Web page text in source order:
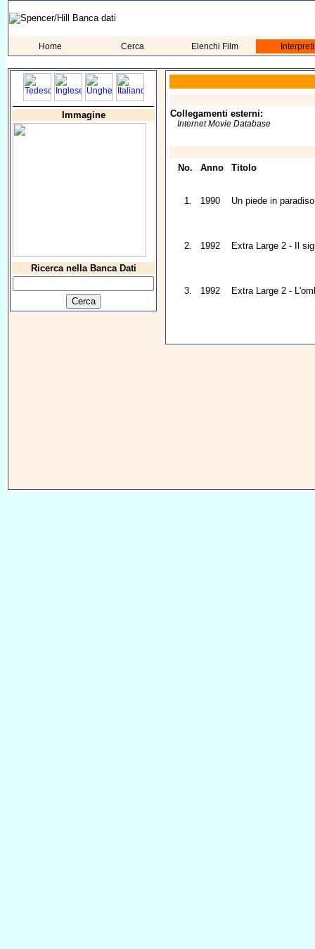
Home Cerca Elenchi Film Interpreti
Immagine
Ricerca nella Banca Dati
Collegamenti esterni:
Internet Movie Database
No. Anno Titolo
1. 1990 Un piede in paradiso
2. 1992 Extra Large 2 - Il
3. 1992 Extra Large 2 -